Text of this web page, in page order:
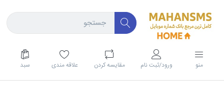
منو ورود/ثبت نام مقايسه كردن علاقه مندی سبد